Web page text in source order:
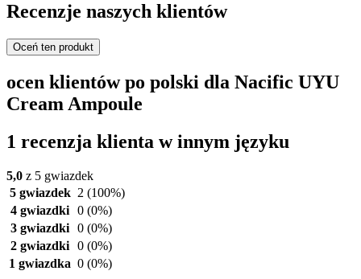
Recenzje naszych klientów
Oceń ten produkt
ocen klientów po polski dla Nacific UYU
Cream Ampoule
1 recenzja klienta w innym języku
5,0 z 5 gwiazdek
5 gwiazdek 2 (100%)
4 gwiazdki 0 (0%)
3 gwiazdki 0 (0%)
2 gwiazdki 0 (0%)
1 gwiazdka 0 (0%)